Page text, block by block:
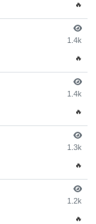
🔥
1.4k
🔥
1.4k
🔥
1.3k
🔥
1.2k
🔥